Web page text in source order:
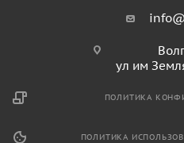
ул им
ПОЛИТИКА
ПОЛИТИКА